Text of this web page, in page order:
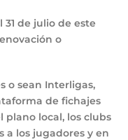
de julio de este
o
o sean Interligas,
de fichajes
plano local, los clubs
a los jugadores y en